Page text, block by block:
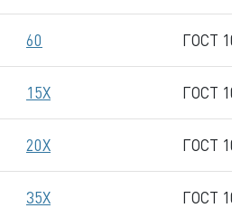
60 ГОСТ
15Х ГОСТ
20Х ГОСТ
35Х ГОСТ